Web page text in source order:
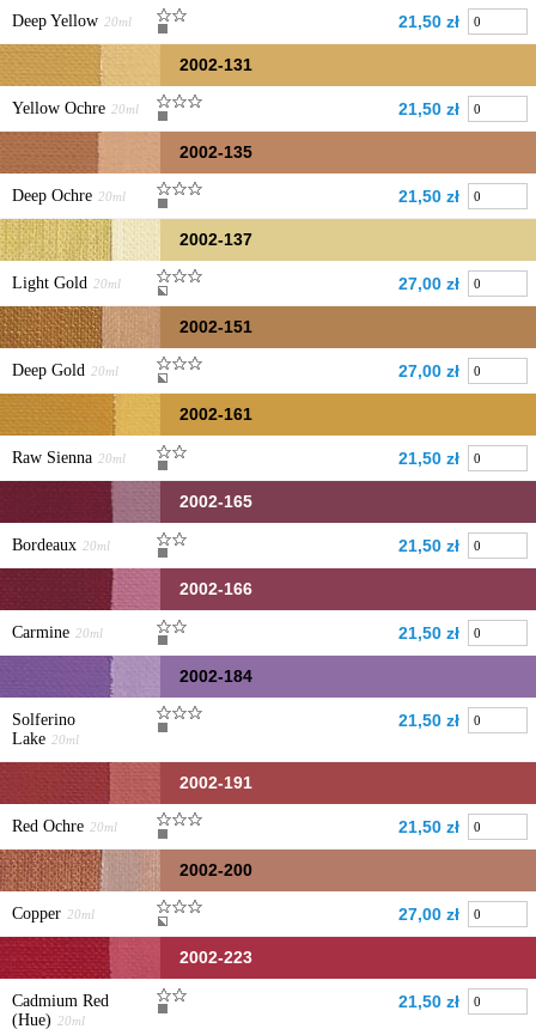
Deep Yellow 20ml 21,50 zł
2002-131
Yellow Ochre 20ml 21,50 zł
2002-135
Deep Ochre 20ml 21,50 zł
2002-137
Light Gold 20ml 27,00 zł
2002-151
Deep Gold 20ml 27,00 zł
2002-161
Raw Sienna 20ml 21,50 zł
2002-165
Bordeaux 20ml 21,50 zł
2002-166
Carmine 20ml 21,50 zł
2002-184
Solferino
Lake 20ml
21,50 zł
2002-191
Red Ochre 20ml 21,50 zł
2002-200
Copper 20ml 27,00 zł
2002-223
Cadmium Red
(Hue) 20ml
21,50 zł